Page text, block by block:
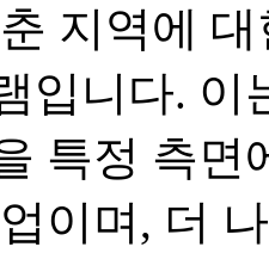
지역에
입니다. 이
특정 측면
이며, 더